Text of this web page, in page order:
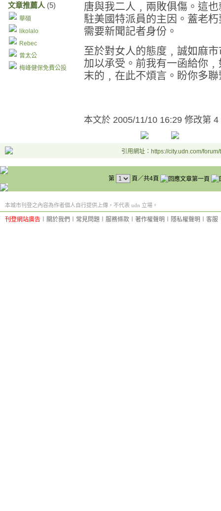
文章推薦人 (5)
華碩
likolalo
Rebec
曾太公
梅峰健保免費公投
唐與我二人﹐兩敗俱傷。這
駐美國特派員的主因。蓋老
需要新聞記者身份。
至於對女人的態度﹐誠如麻
加以承受。前我有一函給你
末的﹐在此不煩言。盼你多
本文於 2005/11/10 16:29 修改第 4
引用網址：https://city.udn.com/
第 頁／共4頁
本城市刊登之內容為作者個人自行提供上傳，不代表 udn 立場。
刊登網站廣告 關於我們 常見問題 服務條款 著作權聲明 隱私權聲明 客服